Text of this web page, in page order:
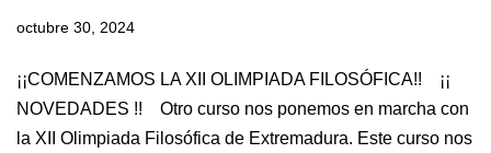
octubre 30, 2024
¡¡COMENZAMOS LA XII OLIMPIADA FILOSÓFICA!! ¡¡
NOVEDADES !! Otro curso nos ponemos en marcha con
la XII Olimpiada Filosófica de Extremadura. Este curso nos